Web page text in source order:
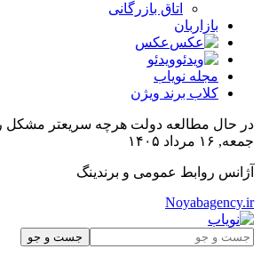
اتاق بازرگانی
بازاربان
عکس
ویدئو
مجله نویاب
کلاب برند ویژن
در حال مطالعه دولت هرچه سریعتر مشکل
جمعه, ۱۶ مرداد ۱۴۰۵
آژانس روابط عمومی و برندینگ
Noyabagency.ir